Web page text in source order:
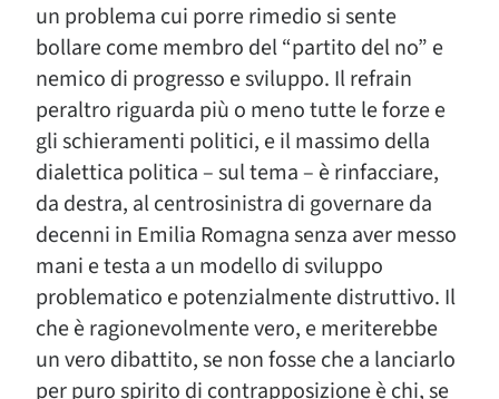
un problema cui porre rimedio si sente
bollare come membro del “partito del no” e
nemico di progresso e sviluppo. Il refrain
peraltro riguarda più o meno tutte le forze e
gli schieramenti politici, e il massimo della
dialettica politica – sul tema – è rinfacciare,
da destra, al centrosinistra di governare da
decenni in Emilia Romagna senza aver messo
mani e testa a un modello di sviluppo
problematico e potenzialmente distruttivo. Il
che è ragionevolmente vero, e meriterebbe
un vero dibattito, se non fosse che a lanciarlo
per puro spirito di contrapposizione è chi, se